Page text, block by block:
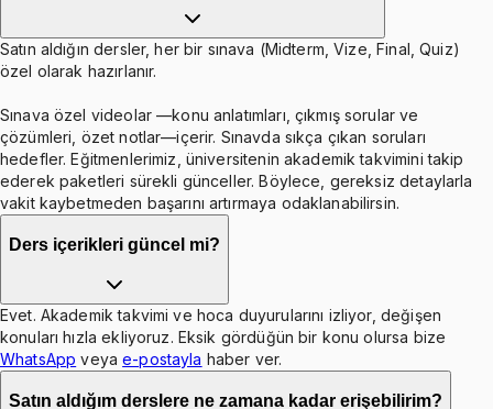
Satın aldığın dersler, her bir sınava (Midterm, Vize, Final, Quiz)
özel olarak hazırlanır.
Sınava özel videolar —konu anlatımları, çıkmış sorular ve
çözümleri, özet notlar—içerir. Sınavda sıkça çıkan soruları
hedefler. Eğitmenlerimiz, üniversitenin akademik takvimini takip
ederek paketleri sürekli günceller. Böylece, gereksiz detaylarla
vakit kaybetmeden başarını artırmaya odaklanabilirsin.
Ders içerikleri güncel mi?
Evet. Akademik takvimi ve hoca duyurularını izliyor, değişen
konuları hızla ekliyoruz. Eksik gördüğün bir konu olursa bize
WhatsApp veya e-postayla haber ver.
Satın aldığım derslere ne zamana kadar erişebilirim?